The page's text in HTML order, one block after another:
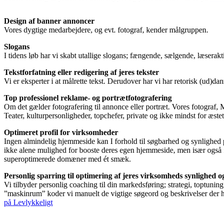
Design af banner annoncer
Vores dygtige medarbejdere, og evt. fotograf, kender målgruppen.
Slogans
I tidens løb har vi skabt utallige slogans; fængende, sælgende,
Tekstforfatning eller redigering af jeres tekster
Vi er eksperter i at målrette tekst. Derudover har vi har retorisk
Top professionel reklame- og portrætfotografering
Om det gælder fotografering til annonce eller portræt. Vores
Teater, kulturpersonligheder, topchefer, private og ikke mindst for
Optimeret profil for virksomheder
Ingen almindelig hjemmeside kan I forhold til søgbarhed og
ikke alene mulighed for booste deres egen hjemmeside, men især
superoptimerede domæner med ét smæk.
Personlig sparring til optimering af jeres virksomheds synlighed
Vi tilbyder personlig coaching til din markedsføring; strategi,
”maskinrum” koder vi manuelt de vigtige søgeord og beskrivelser
på Levlykkeligt